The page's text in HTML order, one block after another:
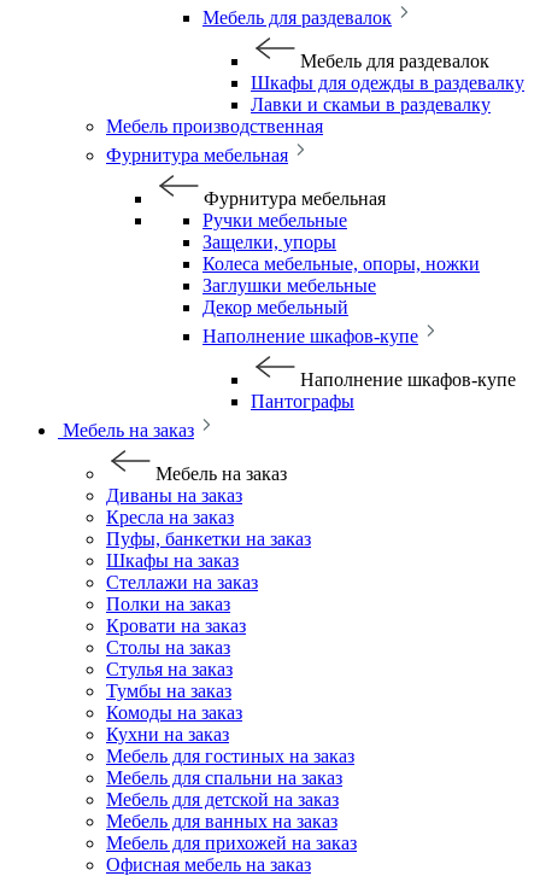
Мебель для раздевалок
Мебель для раздевалок
Шкафы для одежды в раздевалку
Лавки и скамьи в раздевалку
Мебель производственная
Фурнитура мебельная
Фурнитура мебельная
Ручки мебельные
Защелки, упоры
Колеса мебельные, опоры, ножки
Заглушки мебельные
Декор мебельный
Наполнение шкафов-купе
Наполнение шкафов-купе
Пантографы
Мебель на заказ
Мебель на заказ
Диваны на заказ
Кресла на заказ
Пуфы, банкетки на заказ
Шкафы на заказ
Стеллажи на заказ
Полки на заказ
Кровати на заказ
Столы на заказ
Стулья на заказ
Тумбы на заказ
Комоды на заказ
Кухни на заказ
Мебель для гостиных на заказ
Мебель для спальни на заказ
Мебель для детской на заказ
Мебель для ванных на заказ
Мебель для прихожей на заказ
Офисная мебель на заказ